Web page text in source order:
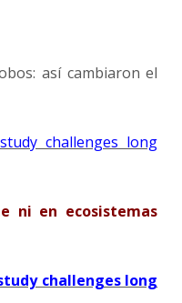
así cambiaron el
challenges long
ni en ecosistemas
challenges long